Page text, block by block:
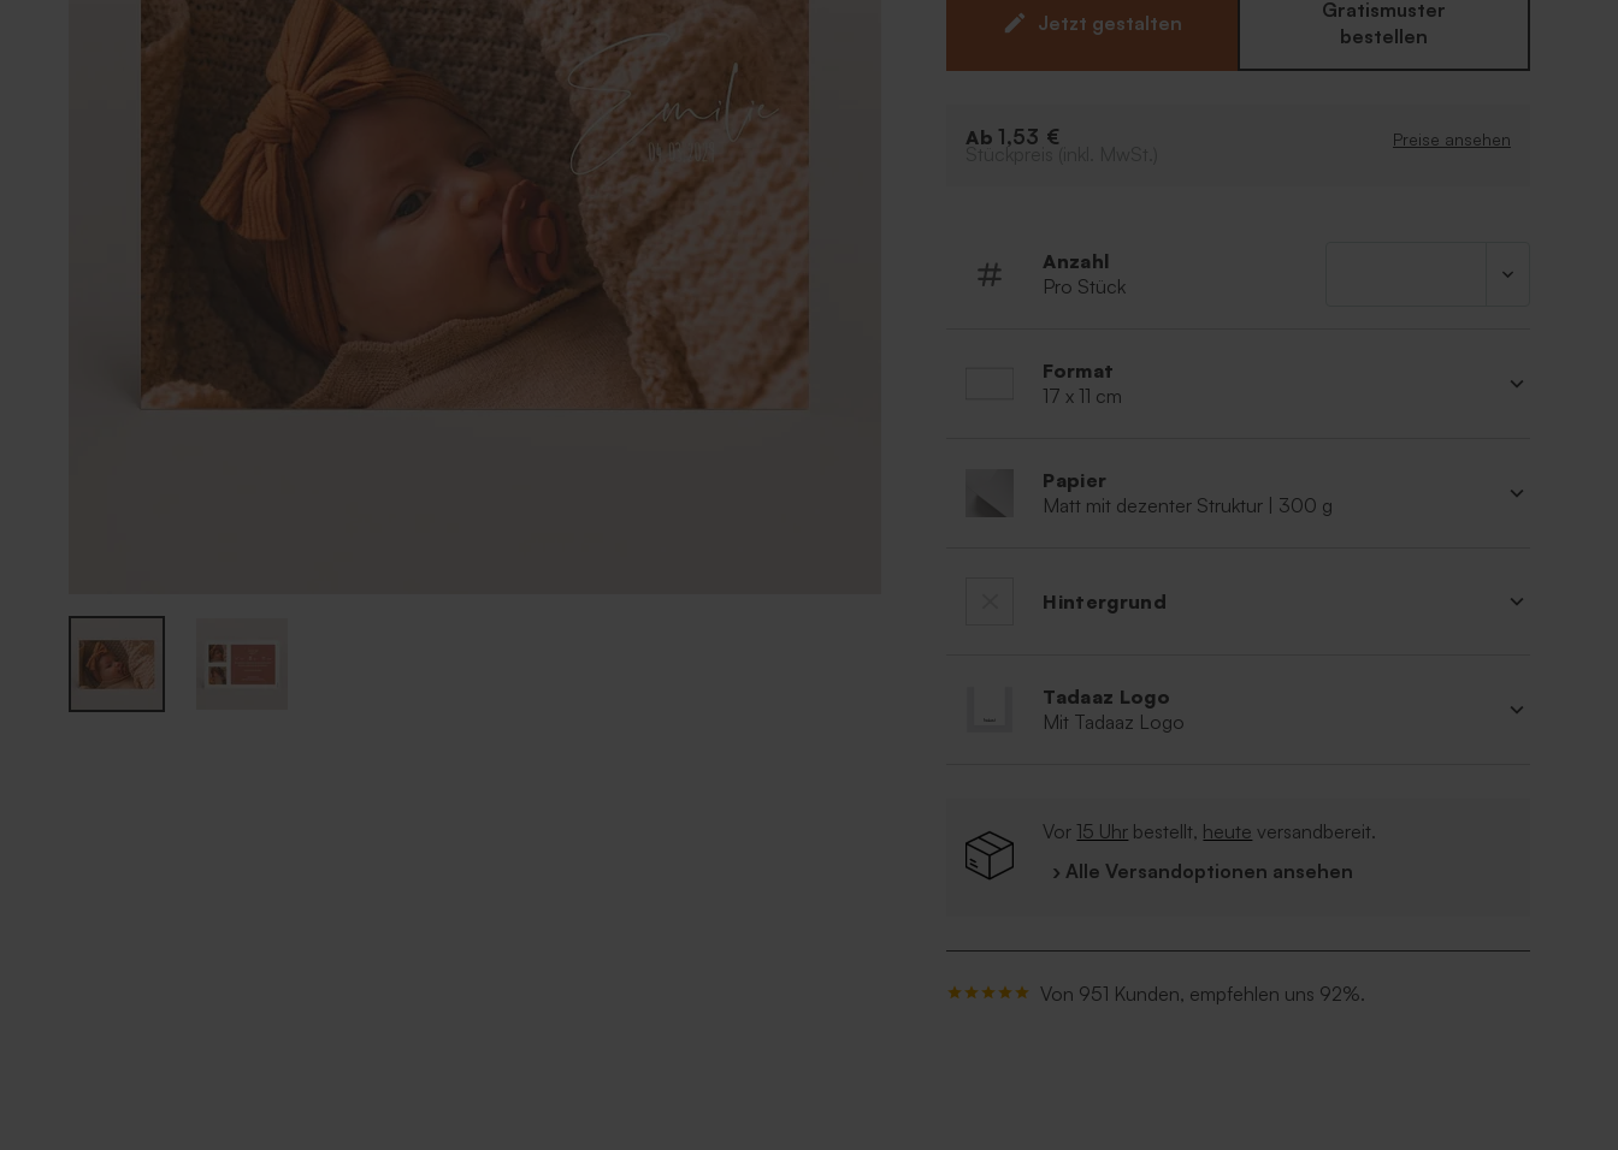
Das Bild vorne ist personalisierbar, also anpassbar genauso wie du
das möchtest.Jetzt gestalten
Gratismuster
bestellen
Ab 1,53 € Preise ansehen
Anzahl
Pro Stück
Format
17 x 11 cm
Papier
Matt mit dezenter Struktur | 300 g
Hintergrund
Tadaaz Logo
Mit Tadaaz Logo
Vor 15 Uhr bestellt, heute versandbereit.
› Alle Versandoptionen ansehen
Von 951 Kunden, empfehlen uns 92%.